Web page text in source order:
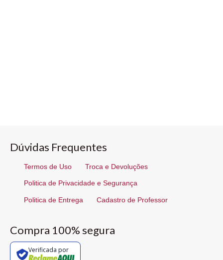
Dúvidas Frequentes
Termos de Uso Troca e Devoluções
Politica de Privacidade e Segurança
Politica de Entrega Cadastro de Professor
Compra 100% segura
Verificada por